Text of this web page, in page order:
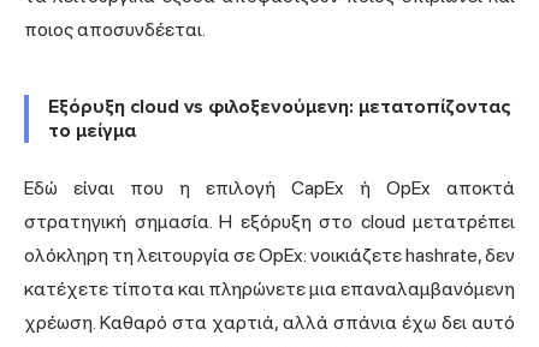
ποιος αποσυνδέεται.
Εξόρυξη cloud vs φιλοξενούμενη: μετατοπίζοντας
το μείγμα
Εδώ είναι που η επιλογή CapEx ή OpEx αποκτά
στρατηγική σημασία. Η εξόρυξη στο cloud μετατρέπει
ολόκληρη τη λειτουργία σε OpEx: νοικιάζετε hashrate, δεν
κατέχετε τίποτα και πληρώνετε μια επαναλαμβανόμενη
χρέωση. Καθαρό στα χαρτιά, αλλά σπάνια έχω δει αυτό